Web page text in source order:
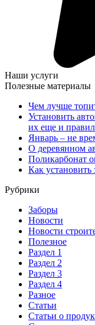
Наши услуги
Полезные материалы
Чем лучше
Установить
их еще и
Январь – не
О деревянном
Поликарбонат
Как установить
Рубрики
Заборы
Новости
Новости
Полезное
Раздел 1
Раздел 2
Раздел 3
Раздел 4
Разное
Статьи
Статьи o